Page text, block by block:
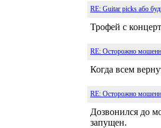
RE: Guitar picks або
Трофей с
RE: Осторожно
Когда всем
RE: Осторожно
Дозвонился до
запущен.